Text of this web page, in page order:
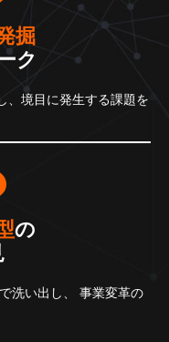
掘
ク
、境目に発生する課題を
の
洗い出し、
事業変革の